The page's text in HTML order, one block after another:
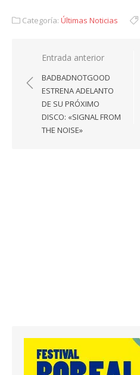
Categoría: Últimas Noticias
Navegación
de
entradas
Entrada anterior
BADBADNOTGOOD
ESTRENA ADELANTO
DE SU PRÓXIMO
DISCO: «SIGNAL FROM
THE NOISE»